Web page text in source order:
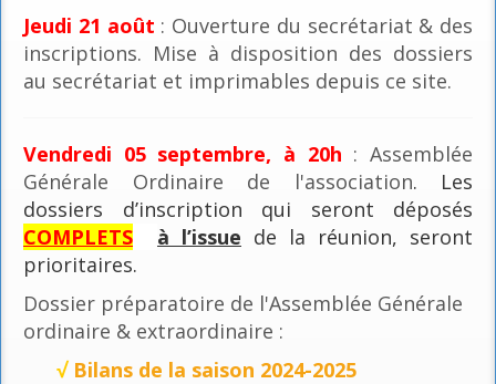
Jeudi 21 août : Ouverture du secrétariat & des
inscriptions. Mise à disposition des dossiers
au secrétariat et imprimables depuis ce site.
Vendredi 05 septembre, à 20h : Assemblée
Générale Ordinaire de l'association. Les
dossiers d’inscription qui seront déposés
COMPLETS
à l’issue de la réunion, seront
prioritaires.
Dossier préparatoire de l'Assemblée Générale
ordinaire & extraordinaire :
√ Bilans de la saison 2024-2025